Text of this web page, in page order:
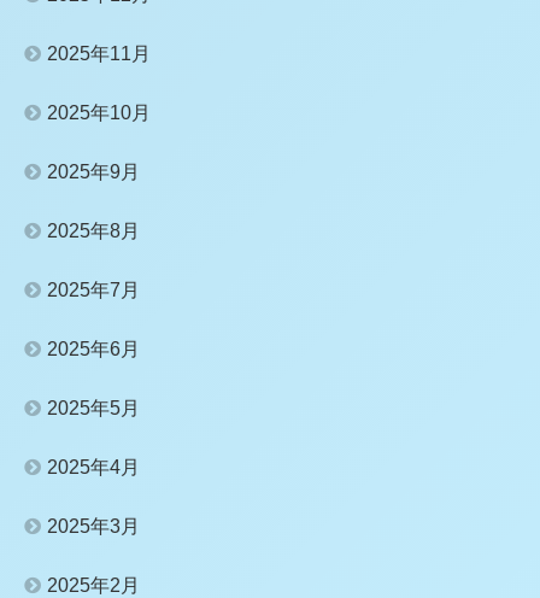
2025年11月
2025年10月
2025年9月
2025年8月
2025年7月
2025年6月
2025年5月
2025年4月
2025年3月
2025年2月